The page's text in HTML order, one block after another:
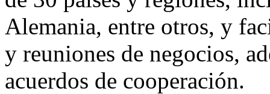
Alemania, entre otros, y
y reuniones de negocios,
acuerdos de cooperación.